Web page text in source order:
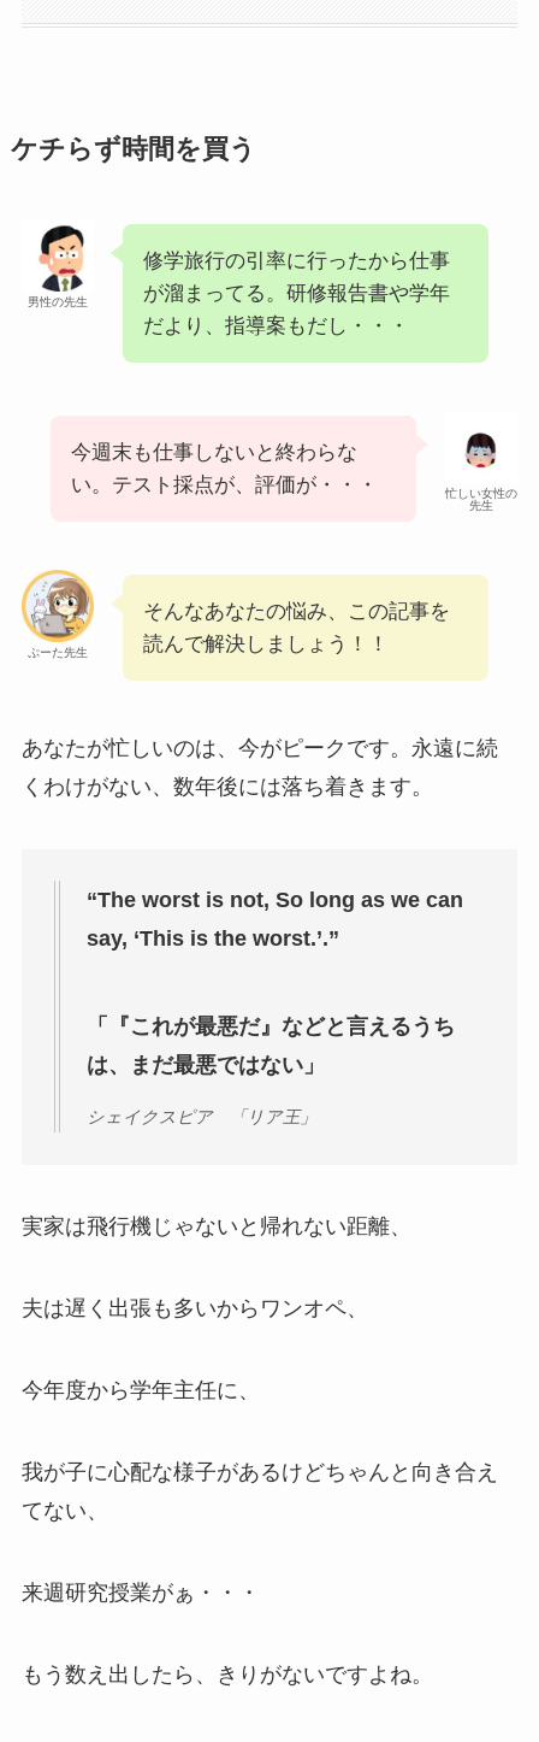
ケチらず時間を買う
男性の先生
修学旅行の引率に行ったから仕事
が溜まってる。研修報告書や学年
だより、指導案もだし・・・
忙しい女性の
先生
今週末も仕事しないと終わらな
い。テスト採点が、評価が・・・
ぷーた先生
そんなあなたの悩み、この記事を
読んで解決しましょう！！
あなたが忙しいのは、今がピークです。永遠に続
くわけがない、数年後には落ち着きます。
“The worst is not, So long as we can
say, ‘This is the worst.’.”
「『これが最悪だ』などと言えるうち
は、まだ最悪ではない」
シェイクスピア 「リア王」
実家は飛行機じゃないと帰れない距離、
夫は遅く出張も多いからワンオペ、
今年度から学年主任に、
我が子に心配な様子があるけどちゃんと向き合え
てない、
来週研究授業がぁ・・・
もう数え出したら、きりがないですよね。